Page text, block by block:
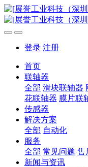
登录 注册
首页
联轴器
全部 滑块联轴器
花联轴器 膜片联
传感器
解决方案
全部 自动化
服务
全部 常见问题 售
新闻与资讯